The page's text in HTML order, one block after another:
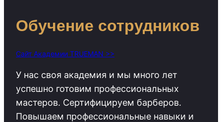
Обучение сотрудников
Сайт Академии TRUEMAN >>
У нас своя академия и мы много лет
успешно готовим профессиональных
мастеров. Сертифицируем барберов.
Повышаем профессиональные навыки и